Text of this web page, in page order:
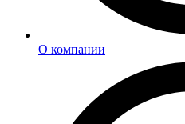
О компании